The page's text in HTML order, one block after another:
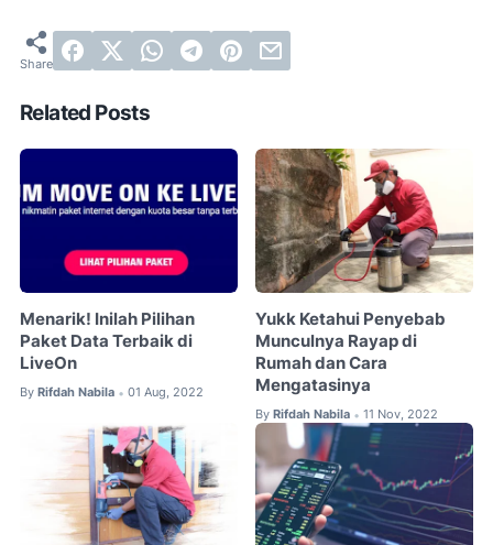
Related Posts
Menarik! Inilah Pilihan
Paket Data Terbaik di
LiveOn
By Rifdah Nabila • 01 Aug, 2022
Yukk Ketahui Penyebab
Munculnya Rayap di
Rumah dan Cara
Mengatasinya
By Rifdah Nabila • 11 Nov, 2022